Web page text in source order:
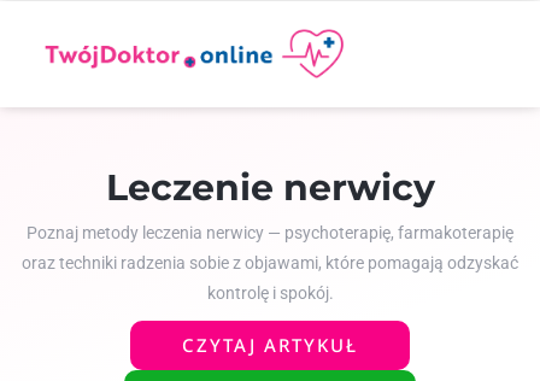
Leczenie nerwicy
Poznaj metody leczenia nerwicy — psychoterapię, farmakoterapię
oraz techniki radzenia sobie z objawami, które pomagają odzyskać
kontrolę i spokój.
CZYTAJ ARTYKUŁ